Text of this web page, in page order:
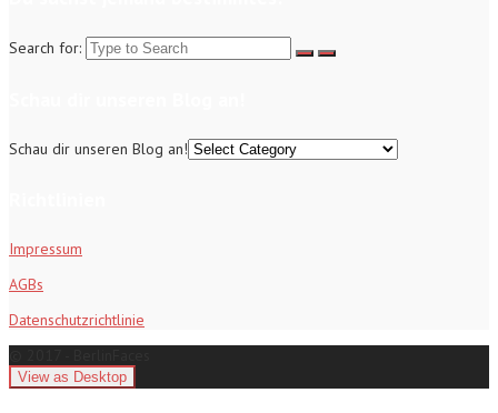
Search for:
Schau dir unseren Blog an!
Impressum
AGBs
Datenschutzrichtlinie